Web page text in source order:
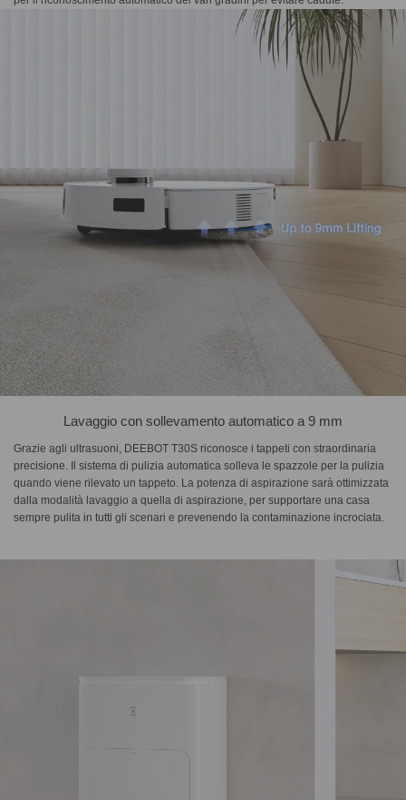
Lavaggio con sollevamento automatico a 9 mm
Grazie agli ultrasuoni, DEEBOT T30S riconosce i tappeti con straordinaria
precisione. Il sistema di pulizia automatica solleva le spazzole per la pulizia
quando viene rilevato un tappeto. La potenza di aspirazione sarà ottimizzata
dalla modalità lavaggio a quella di aspirazione, per supportare una casa
sempre pulita in tutti gli scenari e prevenendo la contaminazione incrociata.